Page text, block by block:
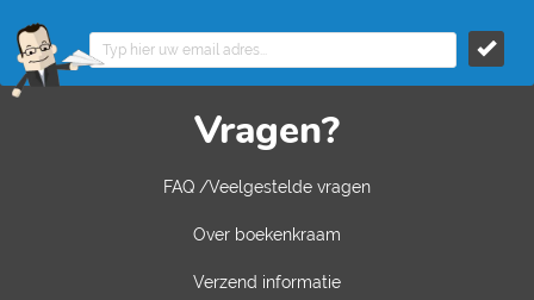
Vragen?
FAQ /Veelgestelde vragen
Over boekenkraam
Verzend informatie